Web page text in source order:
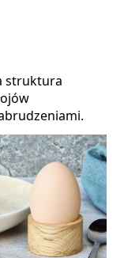
struktura